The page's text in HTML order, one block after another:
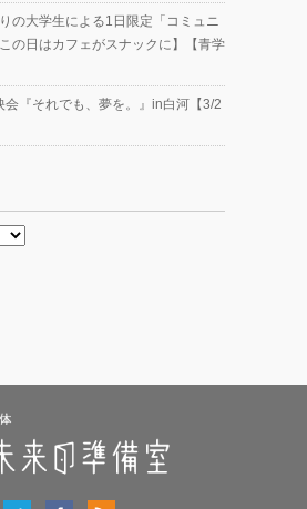
の大学生による1日限定「コミュニ
の日はカフェがスナックに】【青学
会『それでも、夢を。』in白河【3/2